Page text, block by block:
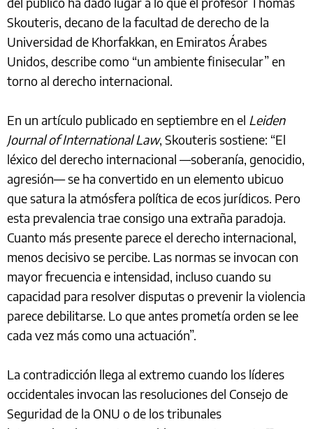
ideológicos en un mundo polarizado. El profesor Gerry
Simpson, catedrático de Derecho Internacional Público
en la London School of Economics (LSE), dice que
necesita tragarse sus dudas de siempre sobre la
eficacia del derecho internacional “ante la enorme fe
los jóvenes”.
La incapacidad de satisfacer las nuevas expectativas
del público ha dado lugar a lo que el profesor Thomas
Skouteris, decano de la facultad de derecho de la
Universidad de Khorfakkan, en Emiratos Árabes
Unidos, describe como “un ambiente finisecular” en
torno al derecho internacional.
En un artículo publicado en septiembre en elLeiden
Journal of International Law, Skouteris sostiene: “El
léxico del derecho internacional —soberanía, genocidio,
que satura la atmósfera política de ecos jurídicos. Pero
esta prevalencia trae consigo una extraña paradoja.
Cuanto más presente parece el derecho internacional,